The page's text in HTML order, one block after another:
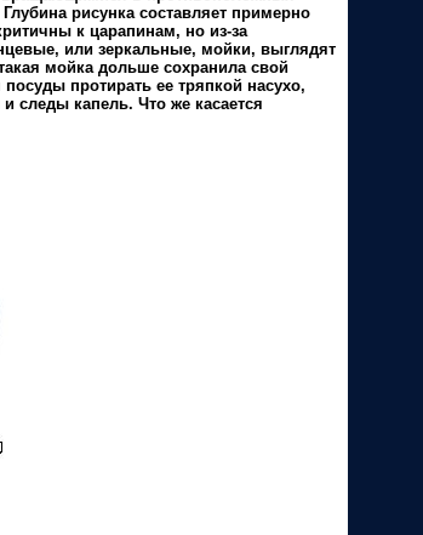
рисунка составляет примерно
к царапинам, но из-за
или зеркальные, мойки, выглядят
мойка дольше сохранила свой
протирать ее тряпкой насухо,
следы капель. Что же касается